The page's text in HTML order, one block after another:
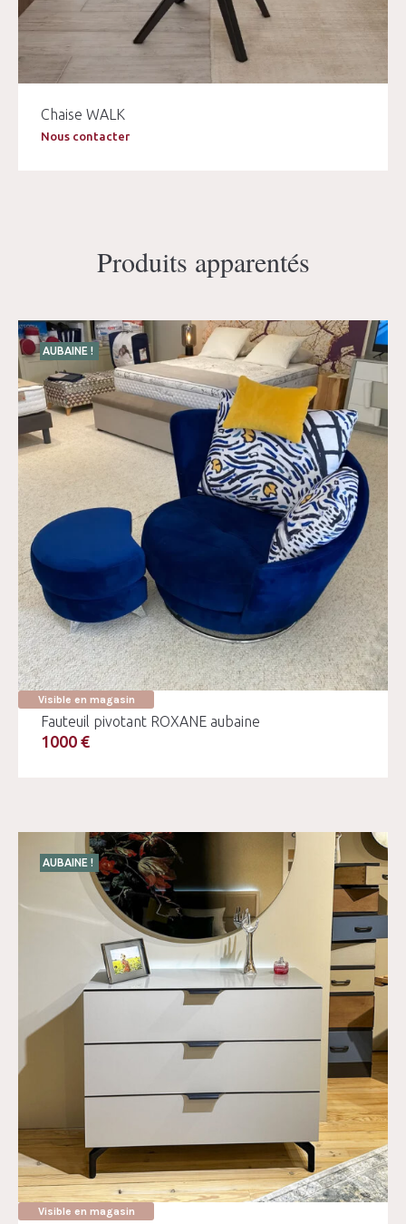
Chaise WALK
Nous contacter
Produits apparentés
AUBAINE !
Visible en magasin
Fauteuil pivotant ROXANE aubaine
1000 €
AUBAINE !
Visible en magasin